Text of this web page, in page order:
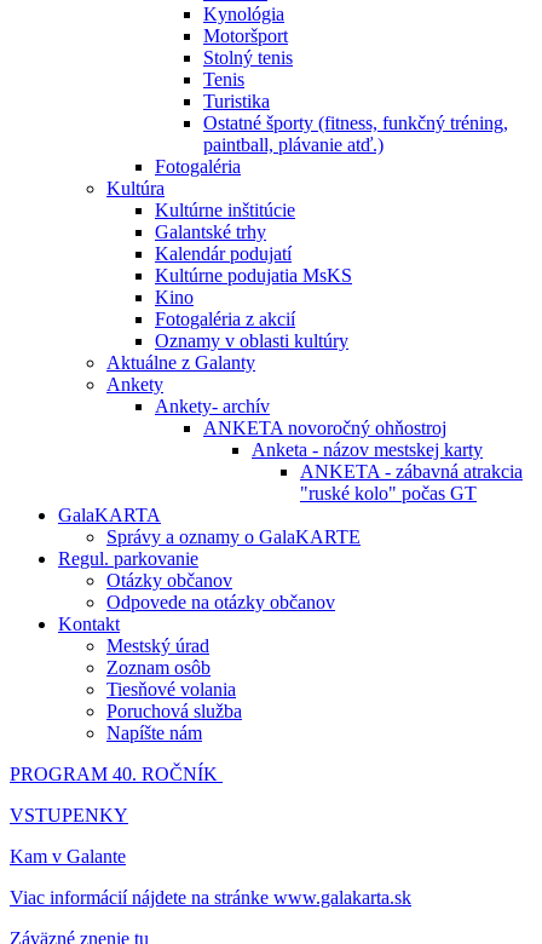
Kynológia
Motoršport
Stolný tenis
Tenis
Turistika
Ostatné športy (fitness, funkčný tréning,
paintball, plávanie atď.)
Fotogaléria
Kultúra
Kultúrne inštitúcie
Galantské trhy
Kalendár podujatí
Kultúrne podujatia MsKS
Kino
Fotogaléria z akcií
Oznamy v oblasti kultúry
Aktuálne z Galanty
Ankety
Ankety- archív
ANKETA novoročný ohňostroj
Anketa - názov mestskej karty
ANKETA - zábavná atrakcia
"ruské kolo" počas GT
GalaKARTA
Správy a oznamy o GalaKARTE
Regul. parkovanie
Otázky občanov
Odpovede na otázky občanov
Kontakt
Mestský úrad
Zoznam osôb
Tiesňové volania
Poruchová služba
Napíšte nám
PROGRAM 40. ROČNÍK
VSTUPENKY
Kam v Galante
Viac informácií nájdete na stránke www.galakarta.sk
Záväzné znenie tu